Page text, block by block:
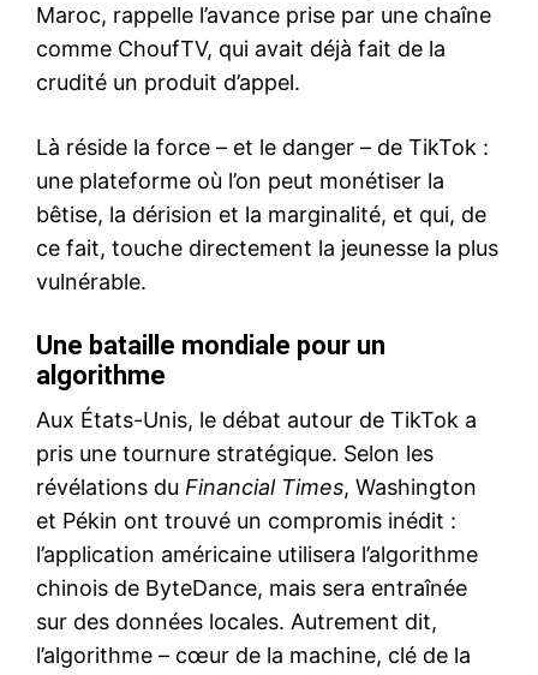
Maroc, rappelle l’avance prise par une chaîne
comme ChoufTV, qui avait déjà fait de la
crudité un produit d’appel.
Là réside la force – et le danger – de TikTok :
une plateforme où l’on peut monétiser la
bêtise, la dérision et la marginalité, et qui, de
ce fait, touche directement la jeunesse la plus
vulnérable.
Une bataille mondiale pour un
algorithme
Aux États-Unis, le débat autour de TikTok a
pris une tournure stratégique. Selon les
révélations du Financial Times, Washington
et Pékin ont trouvé un compromis inédit :
l’application américaine utilisera l’algorithme
chinois de ByteDance, mais sera entraînée
sur des données locales. Autrement dit,
l’algorithme – cœur de la machine, clé de la